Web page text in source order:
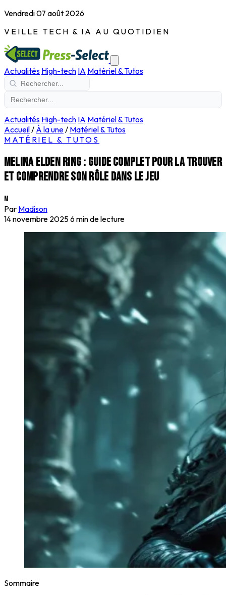
Vendredi 07 août 2026
VEILLE TECH & IA AU QUOTIDIEN
Actualités High-tech IA Matériel & Tutos
Actualités High-tech IA Matériel & Tutos
Accueil/ À la une/ Matériel & Tutos
MATÉRIEL & TUTOS
Melina Elden Ring : guide complet pour la trouver
et comprendre son rôle dans le jeu
M
Par Madison
14 novembre 20256 min de lecture
Sommaire